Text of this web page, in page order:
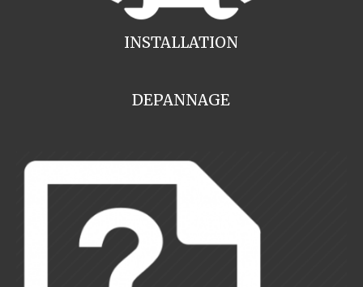
INSTALLATION
DEPANNAGE